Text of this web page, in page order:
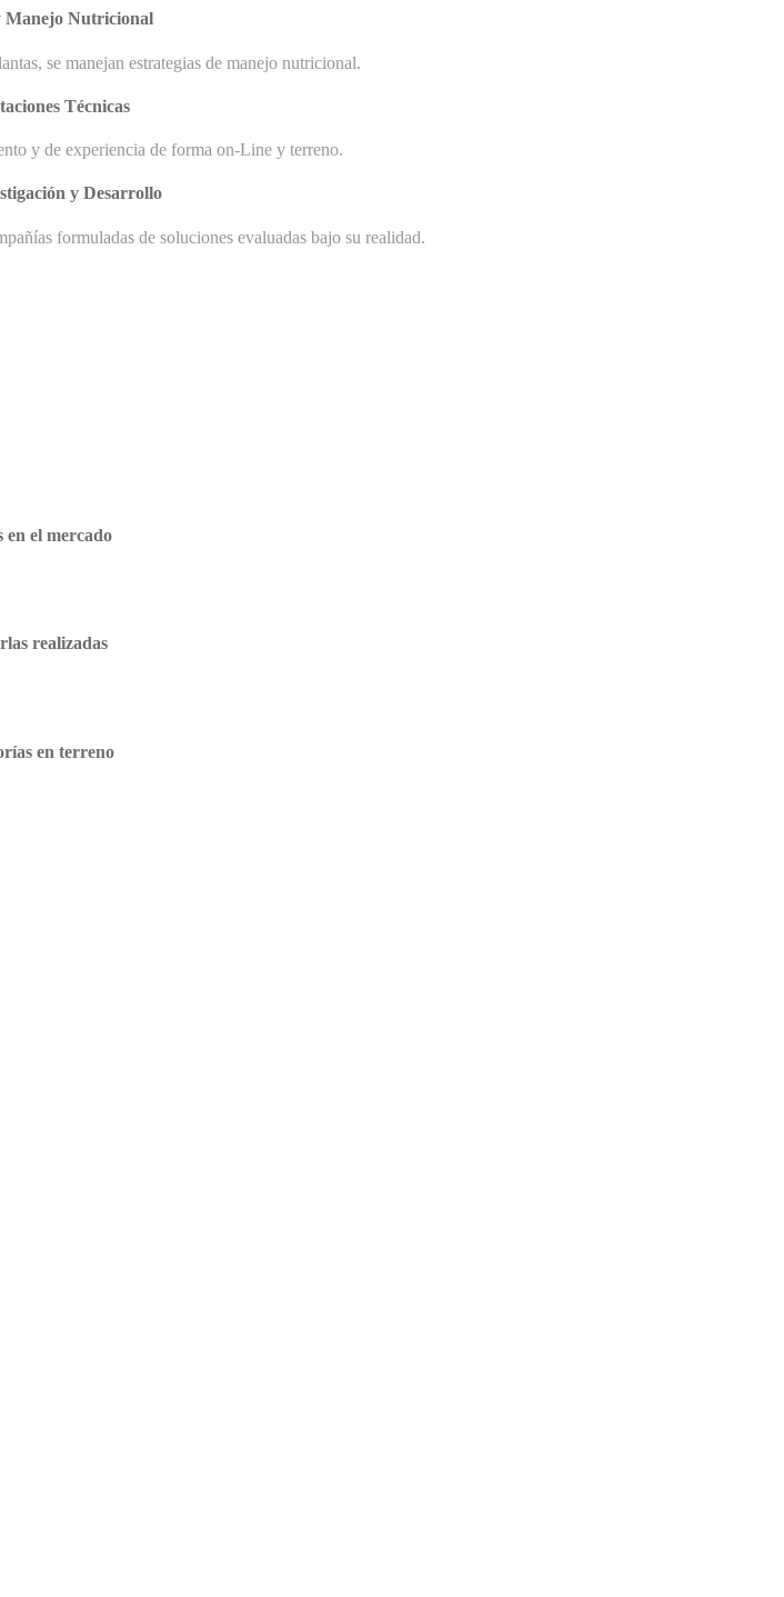
Manejo Nutricional
se manejan estrategias de manejo nutricional.
Técnicas
y de experiencia de forma on-Line y terreno.
y Desarrollo
formuladas de soluciones evaluadas bajo su realidad.
en el mercado
realizadas
en terreno